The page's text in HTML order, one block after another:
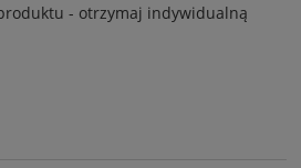
- otrzymaj indywidualną